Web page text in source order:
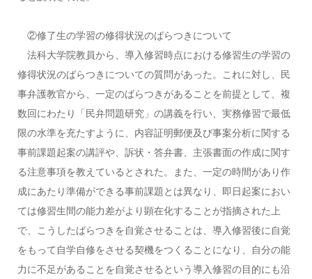
②修了生の学習の修得状況のばらつきについて
法科大学院教員から、導入修習時点における修習生の学習の
修得状況のばらつきについての質問があった。これに対し、民
事弁護教官から、一定のばらつきがあることを前提として、複
数回にわたり「民弁問題研究」の講義を行い、実務修習で最低
限の水準を充たすように、内容証明郵便及び事案分析に関する
事前課題起案の講評や、訴状・答弁書、主張書面の作成に関す
る注意事項を教えているとされた。また、一定の時間があり作
成にあたり準備ができる事前課題とは異なり、即日起案におい
ては修習生間の能力差がより顕在化することが指摘された上
で、こうしたばらつきを自覚させることは、導入修習後に自覚
をもって自学自修をさせる契機をつくることになり、自分の能
力に不足があることを自覚させるという導入修習の目的にも沿